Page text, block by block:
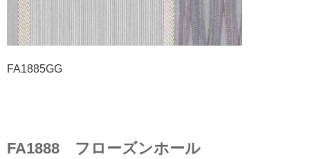
FA1885GG
FA1888 フローズンホール